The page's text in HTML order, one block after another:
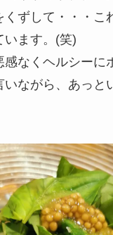
くずして・・・こ
います。(笑)
感なくヘルシーに
いながら、あっと